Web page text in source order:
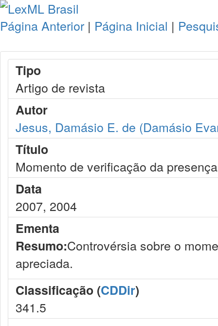
Página Anterior | Página Inicial |
Tipo
Artigo de revista
Autor
Jesus, Damásio E. de (Damásio
Título
Momento de verificação da
Data
2007, 2004
Ementa
Resumo:Controvérsia sobre o
apreciada.
Classificação (CDDir)
341.5